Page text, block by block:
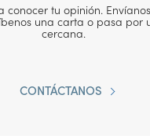
conocer tu opinión.
una carta o pasa por
cercana.
CONTÁCTANOS